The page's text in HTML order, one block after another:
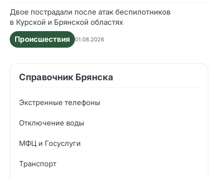
Двое пострадали после атак беспилотников
в Курской и Брянской областях
Происшествия
01.08.2026
Справочник Брянска
Экстренные телефоны
Отключение воды
МФЦ и Госуслуги
Транспорт